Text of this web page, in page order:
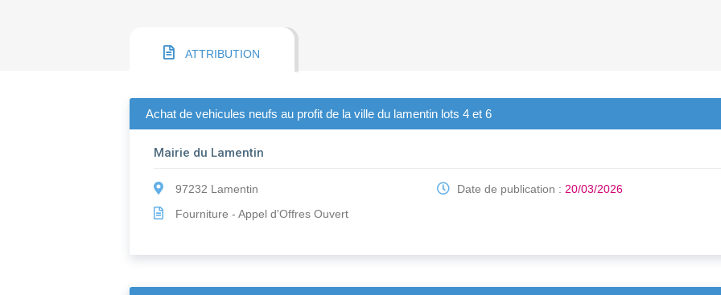
ATTRIBUTION
Achat de vehicules neufs au profit de la ville du lamentin lots 4 et 6
Mairie du Lamentin
97232 Lamentin
Fourniture - Appel d'Offres Ouvert
Date de publication : 20/03/2026